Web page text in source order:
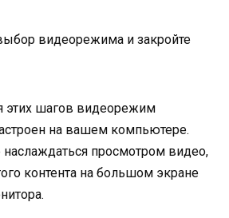
видеорежима и закройте
этих шагов видеорежим
на вашем компьютере.
просмотром видео,
контента на большом экране